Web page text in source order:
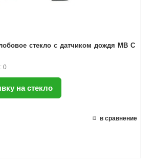
стекло с датчиком дождя MB C
0
на стекло
в сравнение